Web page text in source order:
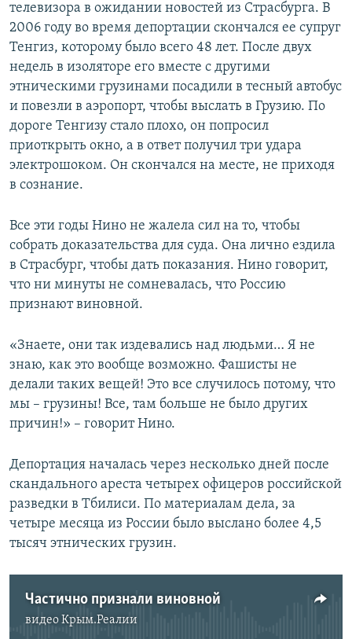
телевизора в ожидании новостей из Страсбурга. В
2006 году во время депортации скончался ее супруг
Тенгиз, которому было всего 48 лет. После двух
недель в изоляторе его вместе с другими
этническими грузинами посадили в тесный автобус
и повезли в аэропорт, чтобы выслать в Грузию. По
дороге Тенгизу стало плохо, он попросил
приоткрыть окно, а в ответ получил три удара
электрошоком. Он скончался на месте, не приходя
в сознание.
Все эти годы Нино не жалела сил на то, чтобы
собрать доказательства для суда. Она лично ездила
в Страсбург, чтобы дать показания. Нино говорит,
что ни минуты не сомневалась, что Россию
признают виновной.
«Знаете, они так издевались над людьми… Я не
знаю, как это вообще возможно. Фашисты не
делали таких вещей! Это все случилось потому, что
мы – грузины! Все, там больше не было других
причин!» – говорит Нино.
Депортация началась через несколько дней после
скандального ареста четырех офицеров российской
разведки в Тбилиси. По материалам дела, за
четыре месяца из России было выслано более 4,5
тысяч этнических грузин.
Частично признали виновной
видеоКрым.Реалии